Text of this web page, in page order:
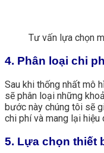
Tư vấn lựa chọn
4. Phân loại chi
Sau khi thống nhất mô
sẽ phân loại những
bước này chúng tôi sẽ
chi phí và mang lại hiệu
5. Lựa chọn thiết